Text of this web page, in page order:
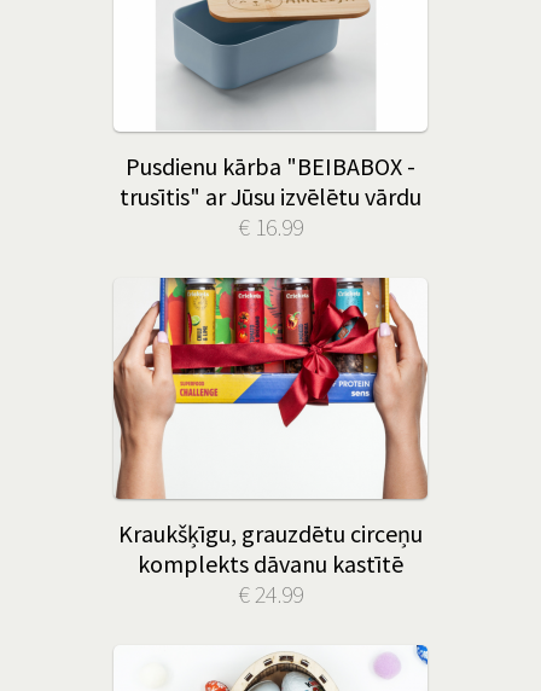
Pusdienu kārba "BEIBABOX -
trusītis" ar Jūsu izvēlētu vārdu
€ 16.99
Kraukšķīgu, grauzdētu circeņu
komplekts dāvanu kastītē
€ 24.99